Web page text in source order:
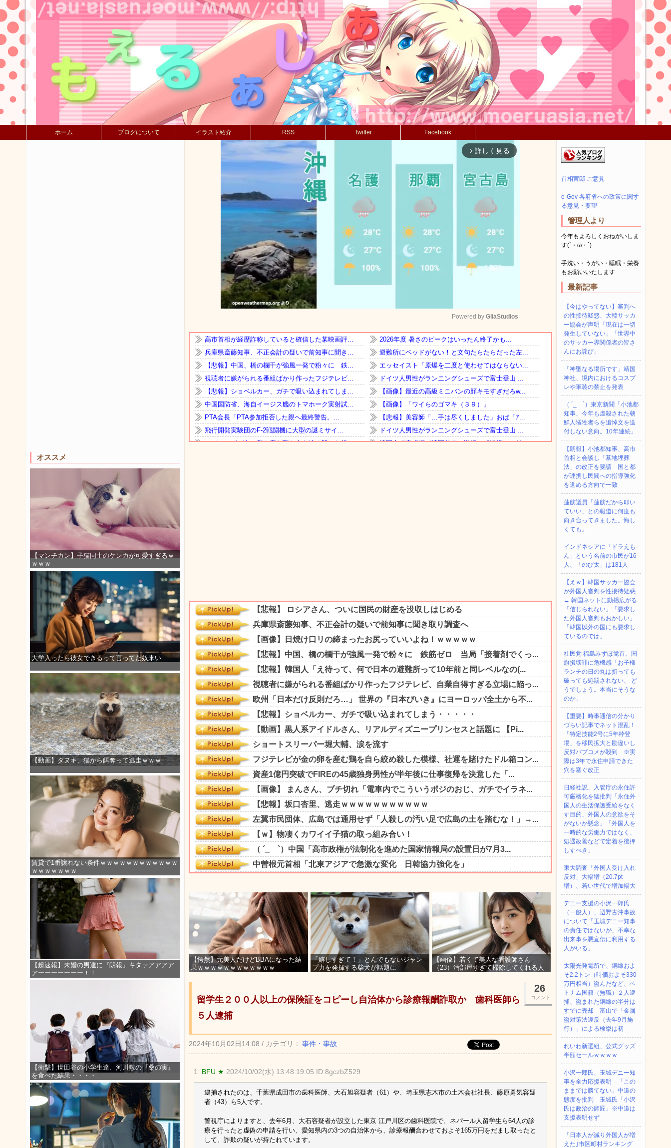
ホーム ブログについて イラスト紹介 RSS Twitter Facebook
オススメ
【マンチカン】子猫同士のケンカが可愛すぎるｗ
ｗｗｗ
大学入ったら彼女できるって言ってた奴来い
【動画】タヌキ、猫から餌奪って逃走ｗｗｗ
賃貸で1番譲れない条件ｗｗｗｗｗｗｗｗｗｗｗｗ
ｗｗｗｗｗｗｗ
【超速報】未婚の男達に『朗報』キタァアアアア
アーーーーーーー！！
【衝撃】世田谷の小学生達、河川敷の『桑の実』
を食べた結果・・・・
arrow_forward_ios 詳しく見る
Mute
Powered by GliaStudios
【愕然】元美人だけどBBAになった結
果ｗｗｗｗｗｗｗｗｗｗｗｗ
「嬉しすぎて！」とんでもないジャン
プ力を発揮する柴犬が話題に
【画像】若くて美人な看護師さん
（23）汚部屋すぎて掃除してくれる人
26
コメント
留学生２００人以上の保険証をコピーし自治体から診療報酬詐取か 歯科医師ら
５人逮捕
2024年10月02日14:08 / カテゴリ： 事件・事故
1: BFU ★ 2024/10/02(水) 13:48:19.05 ID:8gczbZ529
逮捕されたのは、千葉県成田市の歯科医師、大石旭容疑者（61）や、埼玉県志木市の土木会社社長、藤原勇気容疑
者（43）ら5人です。
警視庁によりますと、去年6月、大石容疑者が設立した東京 江戸川区の歯科医院で、ネパール人留学生ら64人の診
療を行ったと虚偽の申請を行い、愛知県内の3つの自治体から、診療報酬合わせておよそ165万円をだまし取ったと
して、詐欺の疑いが持たれています。
首相官邸 ご意見
e-Gov 各府省への政策に関す
る意見・要望
管理人より
今年もよろしくおねがいしま
す(´・ω・`)
手洗い・うがい・睡眠・栄養
もお願いいたします
最新記事
【今はやってない】審判へ
の性接待疑惑、大韓サッカ
ー協会が声明「現在は一切
発生していない」「世界中
のサッカー界関係者の皆さ
んにお詫び」
「神聖なる場所です」靖国
神社、境内におけるコスプ
レや軍装の禁止を発表
（ ´_ゝ`）東京新聞「小池都
知事、今年も虐殺された朝
鮮人犠牲者らを追悼文を送
付しない意向。10年連続」
【朗報】小池都知事、高市
首相と会談し「墓地埋葬
法」の改正を要請 国と都
が連携し民間への指導強化
を進める方向で一致
蓮舫議員「蓮舫だから叩い
ていい、との報道に何度も
向き合ってきました。悔し
くても」
インドネシアに「ドラえも
ん」という名前の市民が16
人、「のび太」は181人
【えｗ】韓国サッカー協会
が外国人審判を性接待疑惑
→ 韓国ネットに動揺広がる
「信じられない」「要求し
た外国人審判もおかしい」
「韓国以外の国にも要求し
ているのでは」
社民党 福島みずほ党首、国
旗損壊罪に危機感「お子様
ランチの日の丸は折っても
破っても処罰されない、 ど
うでしょう。本当にそうな
のか」
【重要】時事通信の分かり
づらい記事でネット混乱！
「特定技能2号に5年枠登
場」を移民拡大と勘違いし
反対パブコメが殺到 ※実
際は3年で永住申請できた
穴を塞ぐ改正
日経社説、入管庁の永住許
可厳格化を猛批判「永住外
国人の生活保護受給をなく
す目的、外国人の意欲をそ
がないか懸念」「外国人を
一時的な労働力ではなく、
処遇改善などで定着を後押
しすべき」
東大調査「外国人受け入れ
反対」大幅増（20.7pt
増）、若い世代で増加幅大
デニー支援の小沢一郎氏
（一般人）、辺野古沖事故
について「玉城デニー知事
の責任ではないが、不幸な
出来事を悪宣伝に利用する
人がいる」
太陽光発電所で、銅線およ
そ2.2トン（時価およそ330
万円相当）盗んだなど、ベ
トナム国籍（無職）２人逮
捕、盗まれた銅線の半分は
すでに売却 富山で「金属
盗対策法違反（去年9月施
行）」による検挙は初
れいわ新選組、公式グッズ
半額セールｗｗｗｗ
小沢一郎氏、玉城デニー知
事を全力応援表明 「この
ままでは勝てない」中道の
態度を批判 玉城氏「小沢
氏は政治の師匠」※中道は
支援表明せず
「日本人が減り外国人が増
えた｣市区町村ランキング